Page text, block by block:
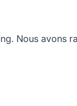
Nous avons